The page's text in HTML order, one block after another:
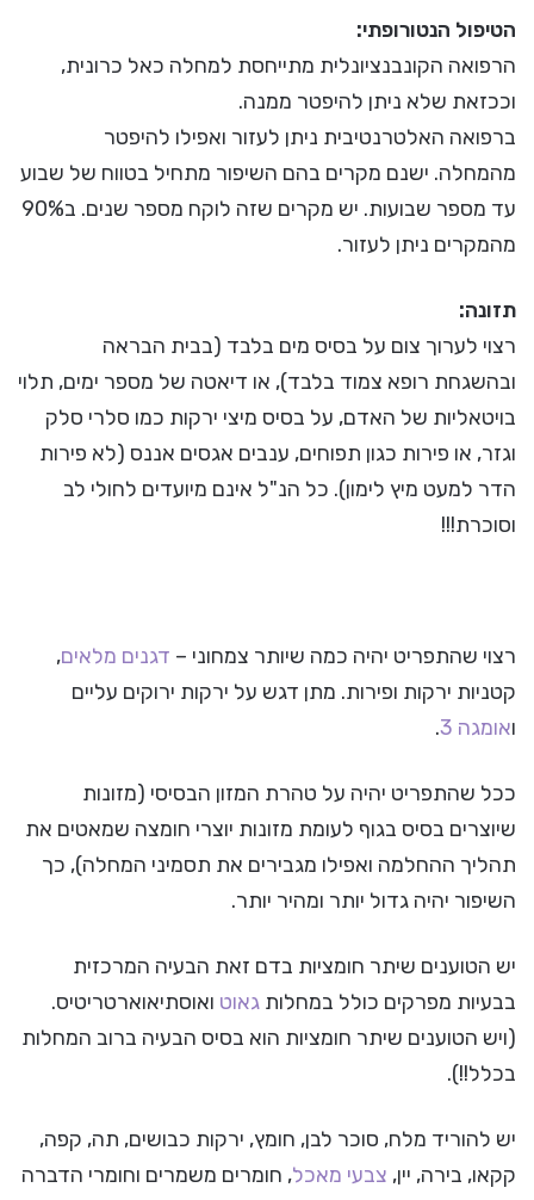
הטיפול הנטורופתי:
הרפואה הקונבנציונלית מתייחסת למחלה כאל כרונית,
וככזאת שלא ניתן להיפטר ממנה.
ברפואה האלטרנטיבית ניתן לעזור ואפילו להיפטר
מהמחלה. ישנם מקרים בהם השיפור מתחיל בטווח של שבוע
עד מספר שבועות. יש מקרים שזה לוקח מספר שנים. ב90%
מהמקרים ניתן לעזור.
תזונה:
רצוי לערוך צום על בסיס מים בלבד (בבית הבראה
ובהשגחת רופא צמוד בלבד), או דיאטה של מספר ימים, תלוי
בויטאליות של האדם, על בסיס מיצי ירקות כמו סלרי סלק
וגזר, או פירות כגון תפוחים, ענבים אגסים אננס (לא פירות
הדר למעט מיץ לימון). כל הנ"ל אינם מיועדים לחולי לב
וסוכרת!!!
רצוי שהתפריט יהיה כמה שיותר צמחוני – דגנים מלאים,
קטניות ירקות ופירות. מתן דגש על ירקות ירוקים עליים
ואומגה 3 .
ככל שהתפריט יהיה על טהרת המזון הבסיסי (מזונות
שיוצרים בסיס בגוף לעומת מזונות יוצרי חומצה שמאטים את
תהליך ההחלמה ואפילו מגבירים את תסמיני המחלה), כך
השיפור יהיה גדול יותר ומהיר יותר.
יש הטוענים שיתר חומציות בדם זאת הבעיה המרכזית
בבעיות מפרקים כולל במחלות גאוט ואוסתיאוארטריטיס.
(ויש הטוענים שיתר חומציות הוא בסיס הבעיה ברוב המחלות
בכלל!!).
יש להוריד מלח, סוכר לבן, חומץ, ירקות כבושים, תה, קפה,
קקאו, בירה, יין, צבעי מאכל, חומרים משמרים וחומרי הדברה